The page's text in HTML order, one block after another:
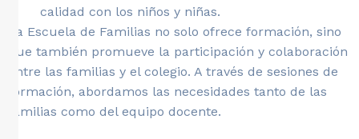
calidad con los niños y niñas.
La Escuela de Familias no solo ofrece formación, sino
que también promueve la participación y colaboración
entre las familias y el colegio. A través de sesiones de
formación, abordamos las necesidades tanto de las
familias como del equipo docente.